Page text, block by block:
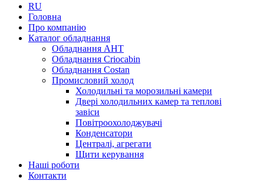
RU
Головна
Про компанію
Каталог обладнання
Обладнання AHT
Обладнання Criocabin
Обладнання Costan
Промисловий холод
Холодильні та морозильні камери
Двері холодильних камер та теплові
завіси
Повітроохолоджувачі
Конденсатори
Централі, агрегати
Щити керування
Наші роботи
Контакти